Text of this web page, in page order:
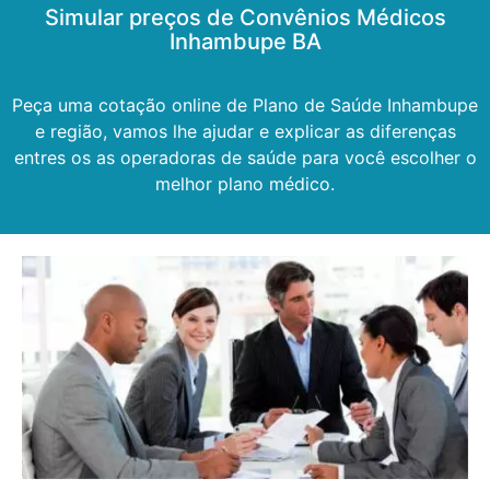
Simular preços de Convênios Médicos
Inhambupe BA
Peça uma cotação online de Plano de Saúde Inhambupe
e região, vamos lhe ajudar e explicar as diferenças
entres os as operadoras de saúde para você escolher o
melhor plano médico.